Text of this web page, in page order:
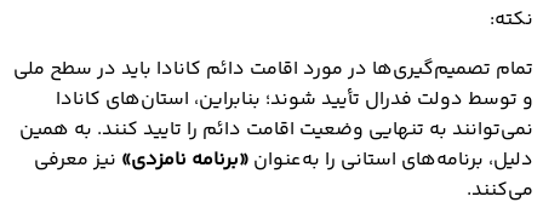
نکته:
تمام تصمیم‌گیری‌ها در مورد اقامت دائم کانادا باید در سطح ملی
و توسط دولت فدرال تأیید شوند؛ بنابراین، استان‌های کانادا
نمی‌توانند به ‌تنهایی وضعیت اقامت دائم را تایید کنند. به همین
دلیل، برنامه‌های استانی را به‌عنوان «برنامه نامزدی» نیز معرفی
می‌کنند.